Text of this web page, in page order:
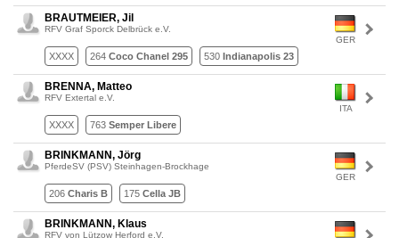
GER
BRAUTMEIER, Jil
RFV Graf Sporck Delbrück e.V.
XXXX 264 Coco Chanel 295 530 Indianapolis 23
ITA
BRENNA, Matteo
RFV Extertal e.V.
XXXX 763 Semper Libere
GER
BRINKMANN, Jörg
PferdeSV (PSV) Steinhagen-Brockhage
206 Charis B 175 Cella JB
BRINKMANN, Klaus
RFV von Lützow Herford e.V.